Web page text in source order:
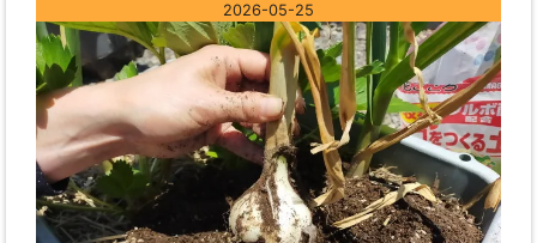
2026-05-25